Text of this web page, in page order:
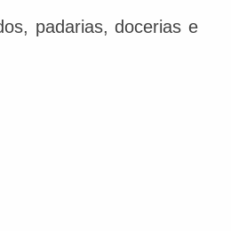
padarias, docerias e